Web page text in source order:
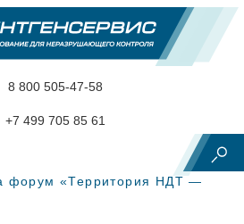
8 800 505-47-58
+7 499 705 85 61
форум «Территория НДТ —